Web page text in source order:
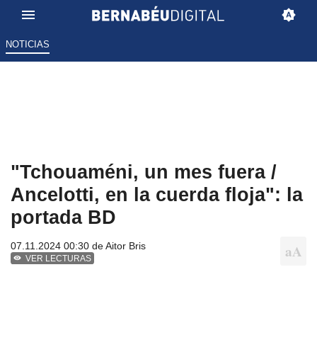
NOTICIAS
"Tchouaméni, un mes fuera /
Ancelotti, en la cuerda floja": la
portada BD
07.11.2024 00:30 deAitor Bris
VER LECTURAS